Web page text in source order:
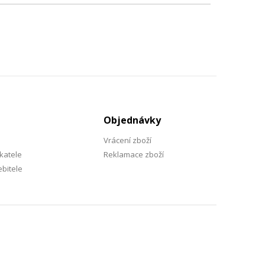
Objednávky
Vrácení zboží
Reklamace zboží